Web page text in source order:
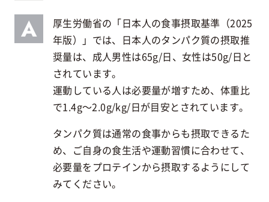
厚生労働省の「日本人の食事摂取基準（2025
年版）」では、日本人のタンパク質の摂取推
奨量は、成人男性は65g/日、女性は50g/日と
されています。
運動している人は必要量が増すため、体重比
で1.4g～2.0g/kg/日が目安とされています。
タンパク質は通常の食事からも摂取できるた
め、ご自身の食生活や運動習慣に合わせて、
必要量をプロテインから摂取するようにして
みてください。